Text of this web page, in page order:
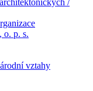
o. p. s.
vztahy